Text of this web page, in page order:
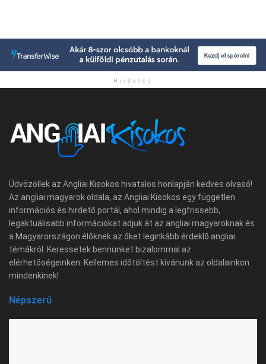
Hirdetés
Üdvözöllek az Angliai Kisokos hivatalos honlapján kedves olvasó!
Az angliai magyarok oldala, az Angliai Kisokos egy független
információs és hirdető portál, ahol mindig a legfrissebb,
legaktuálisabb információkat adjuk át az angliai magyaroknak és
a Magyarországon élőknek az őket leginkább érdeklő angliai
témákról. Keressetek bennünket bizalommal az
elérhetőségeinken. Kellemes időtöltést kívánunk az oldalainkon
mindenkinek!
Népszerű